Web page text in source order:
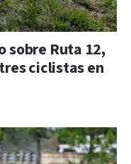
sobre Ruta 12,
ciclistas en